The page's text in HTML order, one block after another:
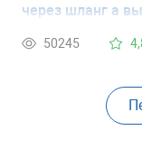
через шланг а
50245